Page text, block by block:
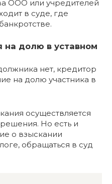
ООО или учредителей
в суде, где
на долю в уставном
нет, кредитор
на долю участника в
осуществляется
Но есть и
о взыскании
обращаться в суд